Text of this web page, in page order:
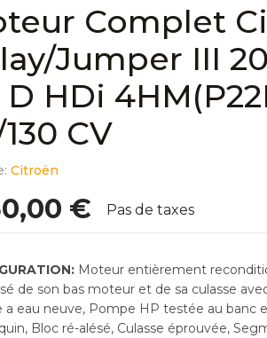
Complet
Jumper III
D HDi
CV
Citroën
€ Pas de taxes
Moteur entièrement
de son bas moteur et de sa culasse
a eau neuve, Pompe HP testée au banc
Bloc ré-alésé, Culasse éprouvée,